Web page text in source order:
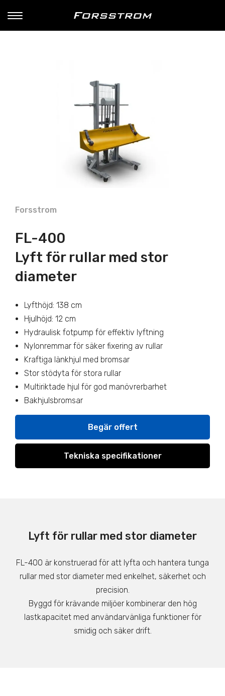
Forsstrom
FL-400
Lyft för rullar med stor
diameter
Lyfthöjd: 138 cm
Hjulhöjd: 12 cm
Hydraulisk fotpump för effektiv lyftning
Nylonremmar för säker fixering av rullar
Kraftiga länkhjul med bromsar
Stor stödyta för stora rullar
Multiriktade hjul för god manövrerbarhet
Bakhjulsbromsar
Begär offert
Tekniska specifikationer
Lyft för rullar med stor diameter
FL-400 är konstruerad för att lyfta och hantera tunga
rullar med stor diameter med enkelhet, säkerhet och
precision.
Byggd för krävande miljöer kombinerar den hög
lastkapacitet med användarvänliga funktioner för
smidig och säker drift.